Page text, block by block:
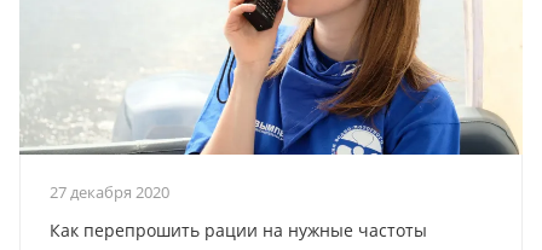
27 декабря 2020
Как перепрошить рации на нужные частоты